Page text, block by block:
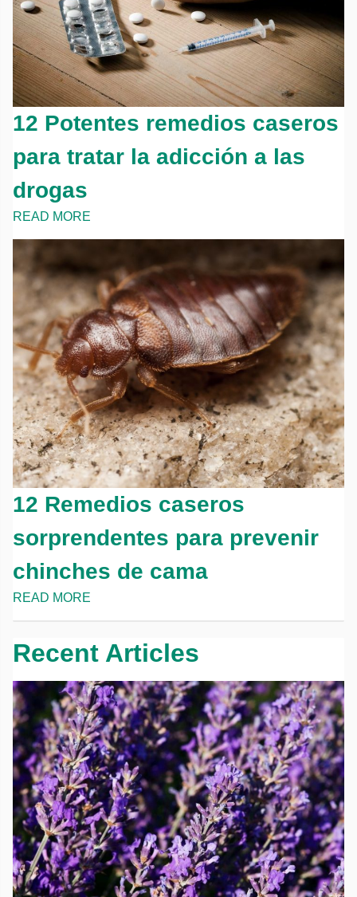
12 Potentes remedios caseros
para tratar la adicción a las
drogas
READ MORE
12 Remedios caseros
sorprendentes para prevenir
chinches de cama
READ MORE
Recent Articles